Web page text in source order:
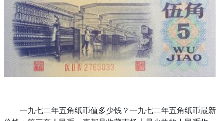
一九七二年五角纸币值多少钱？一九七二年五角纸币最新